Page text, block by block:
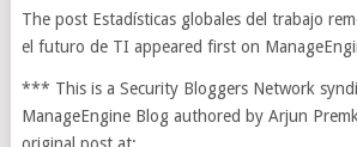
The post Estadísticas globales del trabajo
el futuro de TI appeared first on
*** This is a Security Bloggers Network
ManageEngine Blog authored by Arjun